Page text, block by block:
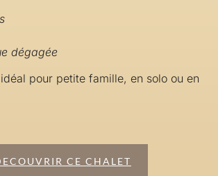
dégagée
pour petite famille, en solo ou en
CE CHALET